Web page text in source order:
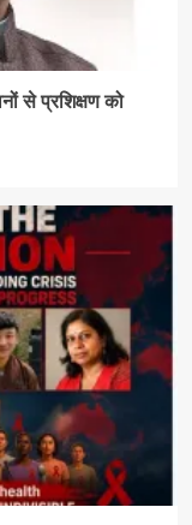
से प्रशिक्षण को